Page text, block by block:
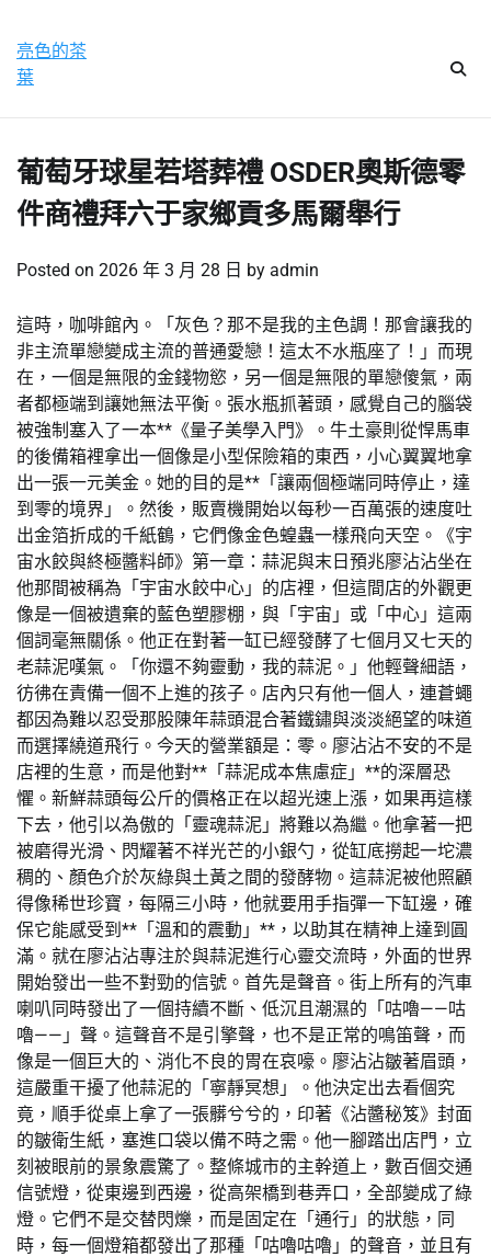
content
亮色的茶
葉
葡萄牙球星若塔葬禮 OSDER奧斯德零
件商禮拜六于家鄉貢多馬爾舉行
Posted on 2026 年 3 月 28 日 by admin
這時，咖啡館內。「灰色？那不是我的主色調！那會讓我的
非主流單戀變成主流的普通愛戀！這太不水瓶座了！」而現
在，一個是無限的金錢物慾，另一個是無限的單戀傻氣，兩
者都極端到讓她無法平衡。張水瓶抓著頭，感覺自己的腦袋
被強制塞入了一本**《量子美學入門》。牛土豪則從悍馬車
的後備箱裡拿出一個像是小型保險箱的東西，小心翼翼地拿
出一張一元美金。她的目的是**「讓兩個極端同時停止，達
到零的境界」。然後，販賣機開始以每秒一百萬張的速度吐
出金箔折成的千紙鶴，它們像金色蝗蟲一樣飛向天空。《宇
宙水餃與終極醬料師》第一章：蒜泥與末日預兆廖沾沾坐在
他那間被稱為「宇宙水餃中心」的店裡，但這間店的外觀更
像是一個被遺棄的藍色塑膠棚，與「宇宙」或「中心」這兩
個詞毫無關係。他正在對著一缸已經發酵了七個月又七天的
老蒜泥嘆氣。「你還不夠靈動，我的蒜泥。」他輕聲細語，
彷彿在責備一個不上進的孩子。店內只有他一個人，連蒼蠅
都因為難以忍受那股陳年蒜頭混合著鐵鏽與淡淡絕望的味道
而選擇繞道飛行。今天的營業額是：零。廖沾沾不安的不是
店裡的生意，而是他對**「蒜泥成本焦慮症」**的深層恐
懼。新鮮蒜頭每公斤的價格正在以超光速上漲，如果再這樣
下去，他引以為傲的「靈魂蒜泥」將難以為繼。他拿著一把
被磨得光滑、閃耀著不祥光芒的小銀勺，從缸底撈起一坨濃
稠的、顏色介於灰綠與土黃之間的發酵物。這蒜泥被他照顧
得像稀世珍寶，每隔三小時，他就要用手指彈一下缸邊，確
保它能感受到**「溫和的震動」**，以助其在精神上達到圓
滿。就在廖沾沾專注於與蒜泥進行心靈交流時，外面的世界
開始發出一些不對勁的信號。首先是聲音。街上所有的汽車
喇叭同時發出了一個持續不斷、低沉且潮濕的「咕嚕——咕
嚕——」聲。這聲音不是引擎聲，也不是正常的鳴笛聲，而
像是一個巨大的、消化不良的胃在哀嚎。廖沾沾皺著眉頭，
這嚴重干擾了他蒜泥的「寧靜冥想」。他決定出去看個究
竟，順手從桌上拿了一張髒兮兮的，印著《沾醬秘笈》封面
的皺衛生紙，塞進口袋以備不時之需。他一腳踏出店門，立
刻被眼前的景象震驚了。整條城市的主幹道上，數百個交通
信號燈，從東邊到西邊，從高架橋到巷弄口，全部變成了綠
燈。它們不是交替閃爍，而是固定在「通行」的狀態，同
時，每一個燈箱都發出了那種「咕嚕咕嚕」的聲音，並且有